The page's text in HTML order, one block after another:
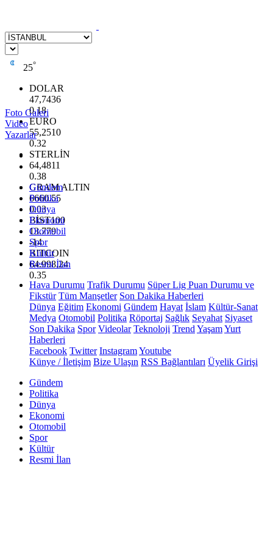
25°
DOLAR
47,7436
0.18
EURO
55,2510
0.32
STERLİN
64,4811
0.38
GRAM ALTIN
6660.55
0.03
BİST100
13.779
-14
BITCOIN
64.998,24
0.35
Foto Galeri
Video
Yazarlar
Gündem
Politika
Dünya
Ekonomi
Otomobil
Spor
Kültür
Resmi İlan
Hava Durumu Trafik Durumu Süper Lig Puan Durumu ve
Fikstür Tüm Manşetler Son Dakika Haberleri
Dünya Eğitim Ekonomi Gündem Hayat İslam Kültür-Sanat
Medya Otomobil Politika Röportaj Sağlık Seyahat Siyaset
Son Dakika Spor Videolar Teknoloji Trend YaşamYurt
Haberleri
Facebook Twitter InstagramYoutube
Künye / İletişim Bize Ulaşın RSS Bağlantıları Üyelik Girişi
Gündem
Politika
Dünya
Ekonomi
Otomobil
Spor
Kültür
Resmi İlan